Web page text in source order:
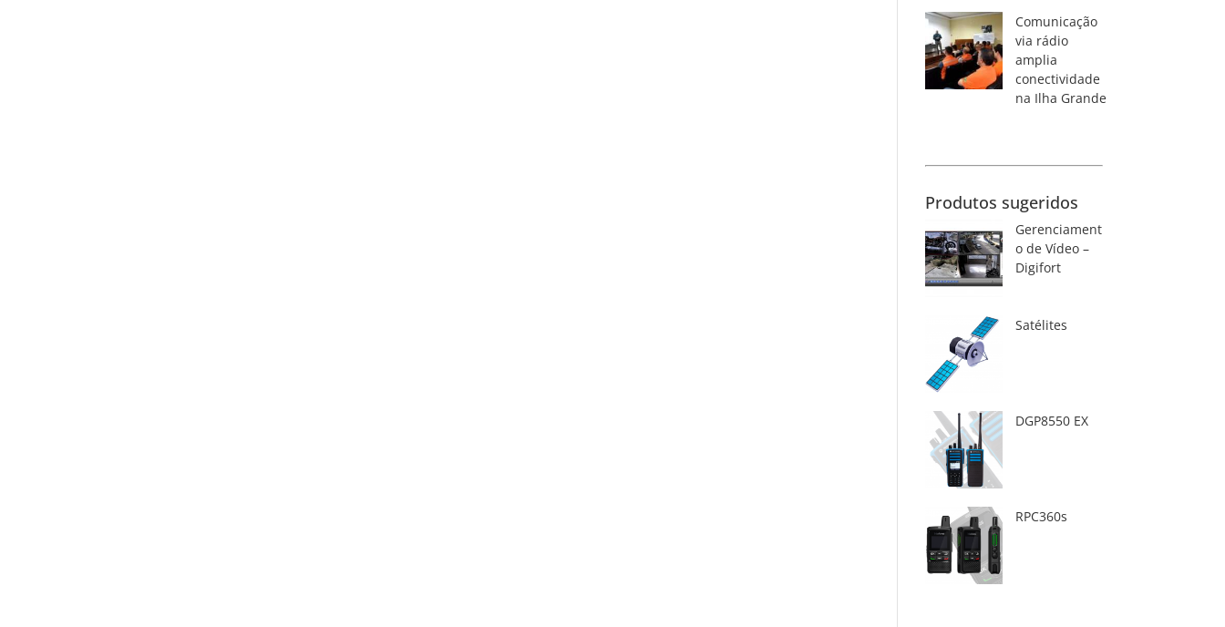
Comunicação
via rádio
amplia
conectividade
na Ilha Grande
Produtos sugeridos
Gerenciament
o de Vídeo –
Digifort
Satélites
DGP8550 EX
RPC360s